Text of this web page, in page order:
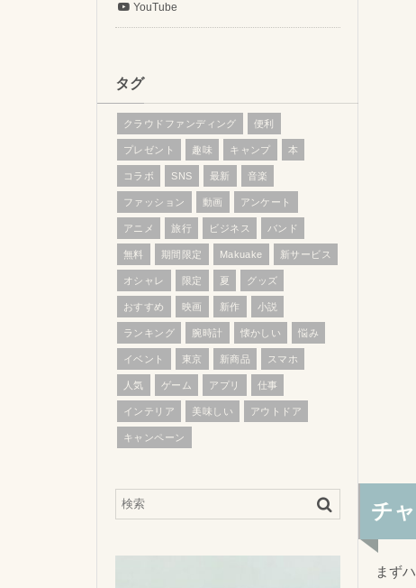
チ
まず
YouTube
タグ
クラウドファンディング 便利
プレゼント 趣味 キャンプ 本
コラボ SNS 最新 音楽
ファッション 動画 アンケート
アニメ 旅行 ビジネス バンド
無料 期間限定 Makuake 新サービス
オシャレ 限定 夏 グッズ
おすすめ 映画 新作 小説
ランキング 腕時計 懐かしい 悩み
イベント 東京 新商品 スマホ
人気 ゲーム アプリ 仕事
インテリア 美味しい アウトドア
キャンペーン